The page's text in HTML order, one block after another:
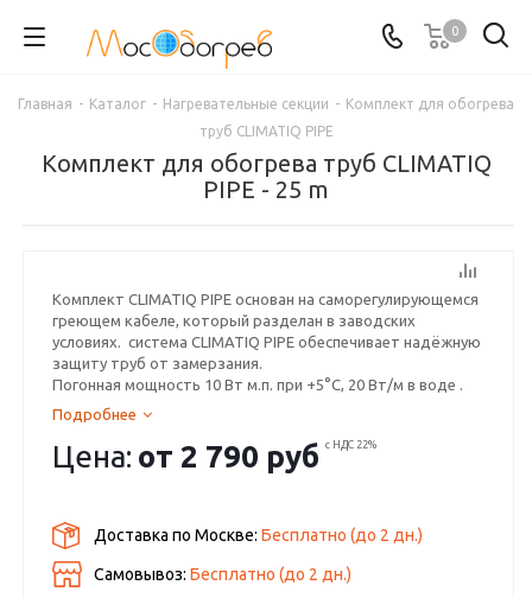
0
Главная - Каталог - Нагревательные секции - Комплект для обогрева
труб CLIMATIQ PIPE
Комплект для обогрева труб CLIMATIQ
PIPE - 25 m
Комплект CLIMATIQ PIPE основан на саморегулирующемся
греющем кабеле, который разделан в заводских
условиях. система CLIMATIQ PIPE обеспечивает надёжную
защиту труб от замерзания.
Погонная мощность 10 Вт м.п. при +5°С, 20 Вт/м в воде .
Подробнее
Цена: от2 790 руб с НДС 22%
Доставка по Москве:Бесплатно (до 2 дн.)
Самовывоз:Бесплатно (до 2 дн.)